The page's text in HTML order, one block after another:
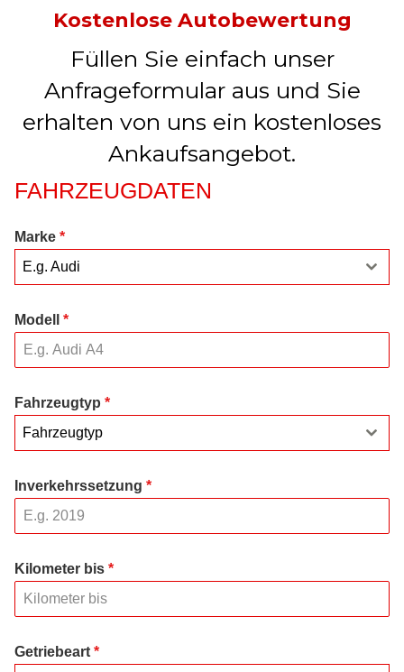
Kostenlose Autobewertung
Füllen Sie einfach unser
Anfrageformular aus und Sie
erhalten von uns ein kostenloses
Ankaufsangebot.
FAHRZEUGDATEN
Marke *
E.g. Audi
Modell *
Fahrzeugtyp *
Fahrzeugtyp
Inverkehrssetzung *
Kilometer bis *
Getriebeart *